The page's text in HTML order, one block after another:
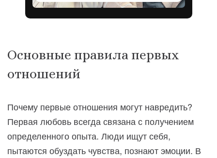
Основные правила первых
отношений
Почему первые отношения могут навредить?
Первая любовь всегда связана с получением
определенного опыта. Люди ищут себя,
пытаются обуздать чувства, познают эмоции. В